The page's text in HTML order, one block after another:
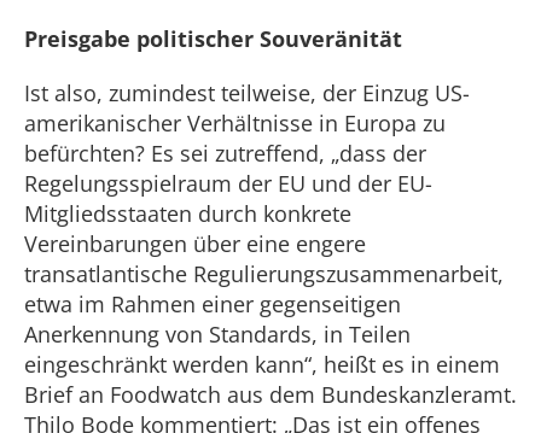
Preisgabe politischer Souveränität
Ist also, zumindest teilweise, der Einzug US-
amerikanischer Verhältnisse in Europa zu
befürchten? Es sei zutreffend, „dass der
Regelungsspielraum der EU und der EU-
Mitgliedsstaaten durch konkrete
Vereinbarungen über eine engere
transatlantische Regulierungszusammenarbeit,
etwa im Rahmen einer gegenseitigen
Anerkennung von Standards, in Teilen
eingeschränkt werden kann“, heißt es in einem
Brief an Foodwatch aus dem Bundeskanzleramt.
Thilo Bode kommentiert: „Das ist ein offenes